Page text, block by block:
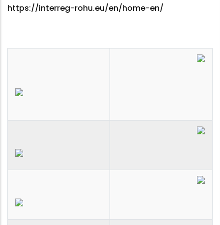
https://interreg-rohu.eu/en/home-en/